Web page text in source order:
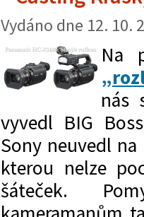
Vydáno dne 12. 10.
Na
nás
vyvedl BIG
Sony neuvedl na
kterou nelze
šáteček.